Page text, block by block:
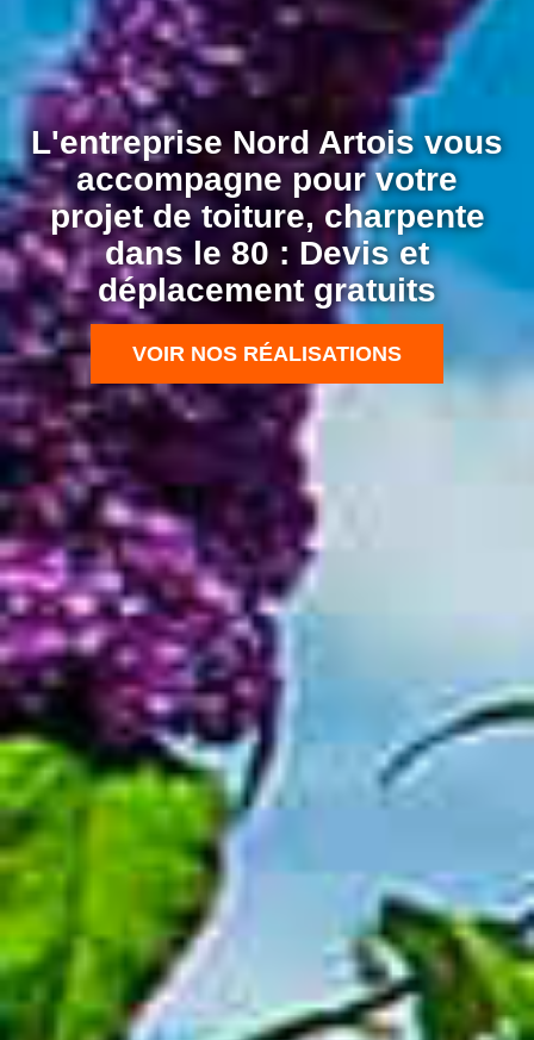
L'entreprise Nord Artois vous
accompagne pour votre
projet de toiture, charpente
dans le 80 : Devis et
déplacement gratuits
VOIR NOS RÉALISATIONS